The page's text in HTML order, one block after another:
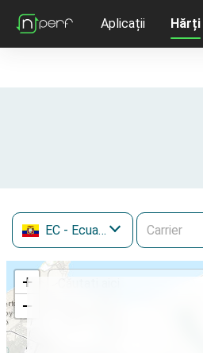
Aplicații Hărți
EC - Ecuador
+
−